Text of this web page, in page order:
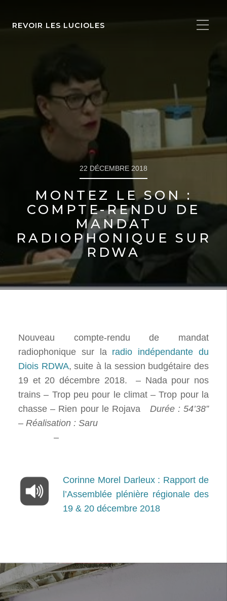
REVOIR LES LUCIOLES
22 DÉCEMBRE 2018
MONTEZ LE SON :
COMPTE-RENDU DE
MANDAT
RADIOPHONIQUE SUR
RDWA
Nouveau compte-rendu de mandat
radiophonique sur la radio indépendante du
Diois RDWA, suite à la session budgétaire des
19 et 20 décembre 2018. – Nada pour nos
trains – Trop peu pour le climat – Trop pour la
chasse – Rien pour le Rojava Durée : 54’38”
– Réalisation : Saru
–
Corinne Morel Darleux : Rapport de
l’Assemblée plénière régionale des
19 & 20 décembre 2018